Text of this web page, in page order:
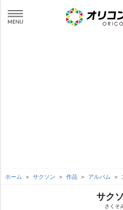
ホーム サクソン 作品 アルバム
サク
さくそ